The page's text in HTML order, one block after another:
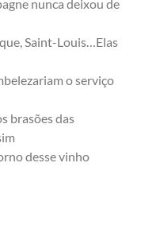
nunca deixou de
Saint-Louis…Elas
o serviço
brasões das
desse vinho